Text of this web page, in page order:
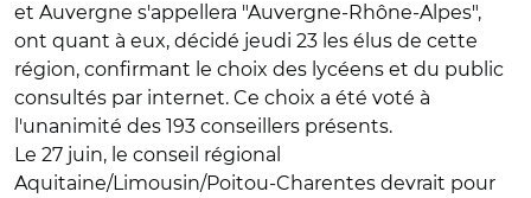
et Auvergne s'appellera "Auvergne-Rhône-Alpes",
ont quant à eux, décidé jeudi 23 les élus de cette
région, confirmant le choix des lycéens et du public
consultés par internet. Ce choix a été voté à
l'unanimité des 193 conseillers présents.
Le 27 juin, le conseil régional
Aquitaine/Limousin/Poitou-Charentes devrait pour